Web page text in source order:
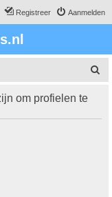
Aanmelden
Registreer
k
om profielen te